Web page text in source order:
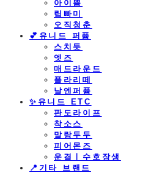
아이쁨
립빠미
오직청춘
💕유니드 퍼퓸
스치듯
엣즈
매드라운드
플라리떼
날엔퍼퓸
​✨유니드 ETC
판도라이프
착소스
말랑두두
피어몬즈
운결ㅣ수호장생
📍기타 브랜드